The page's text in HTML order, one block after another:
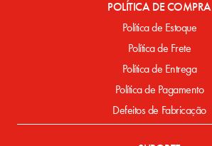
POLÍTICA DE COMPRA
Política de Estoque
Política de Frete
Política de Entrega
Política de Pagamento
Defeitos de Fabricação